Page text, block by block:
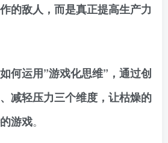
的敌人，而是真正提高生产力
如何运用”游戏化思维”，通过创
减轻压力三个维度，让枯燥的
游戏。